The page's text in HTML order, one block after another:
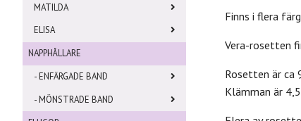
MATILDA
ELISA
NAPPHÅLLARE
- ENFÄRGADE BAND
- MÖNSTRADE BAND
Finns i flera
Vera-rosetten
Rosetten är ca
Klämman är